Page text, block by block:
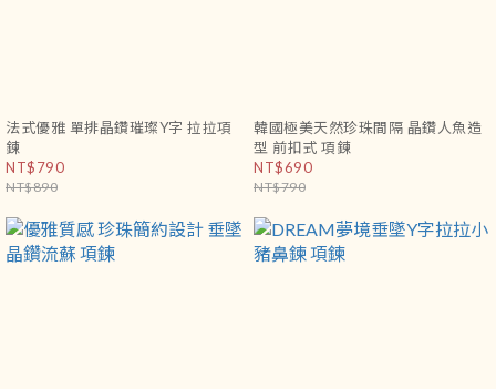
法式優雅 單排晶鑽璀璨Y字 拉拉項
鍊
NT$790
NT$890
韓國極美天然珍珠間隔 晶鑽人魚造
型 前扣式 項鍊
NT$690
NT$790